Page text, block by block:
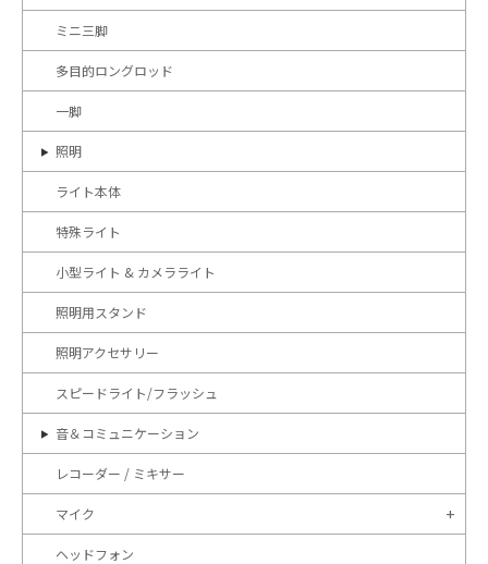
ミニ三脚
多目的ロングロッド
一脚
照明
ライト本体
特殊ライト
小型ライト & カメラライト
照明用スタンド
照明アクセサリー
スピードライト/フラッシュ
音＆コミュニケーション
レコーダー / ミキサー
マイク
ヘッドフォン